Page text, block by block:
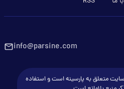
info@parsine.com
متعلق به پارسینه است و استفاده